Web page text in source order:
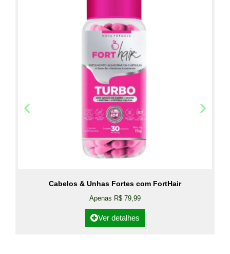
Cabelos & Unhas Fortes com FortHair
Apenas R$ 79,99
Ver detalhes